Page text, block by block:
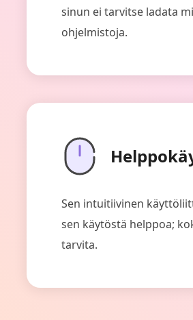
sinun ei tarvitse ladata
ohjelmistoja.
Sen intuitiivinen
sen käytöstä helppoa;
tarvita.